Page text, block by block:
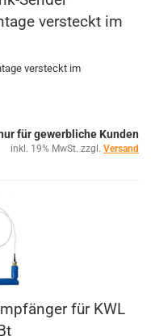
versteckt im
versteckt im
für gewerbliche Kunden
inkl. 19% MwSt. zzgl. Versand
für KWL